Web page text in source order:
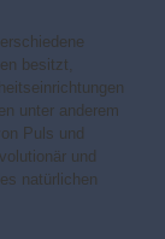
besitzt,
unter anderem
Puls und
und
natürlichen